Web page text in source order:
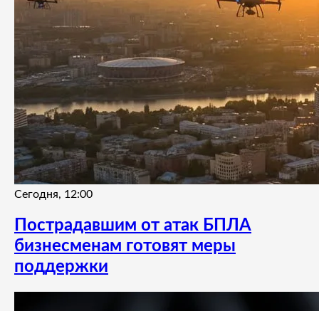
Сегодня, 12:00
Пострадавшим от атак БПЛА
бизнесменам готовят меры
поддержки